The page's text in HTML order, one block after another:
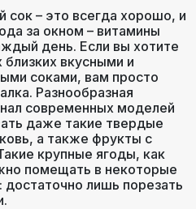
– это всегда хорошо, и
за окном – витамины
день. Если вы хотите
близких вкусными и
соками, вам просто
Разнообразная
современных моделей
даже такие твердые
а также фрукты с
крупные ягоды, как
помещать в некоторые
лишь порезать